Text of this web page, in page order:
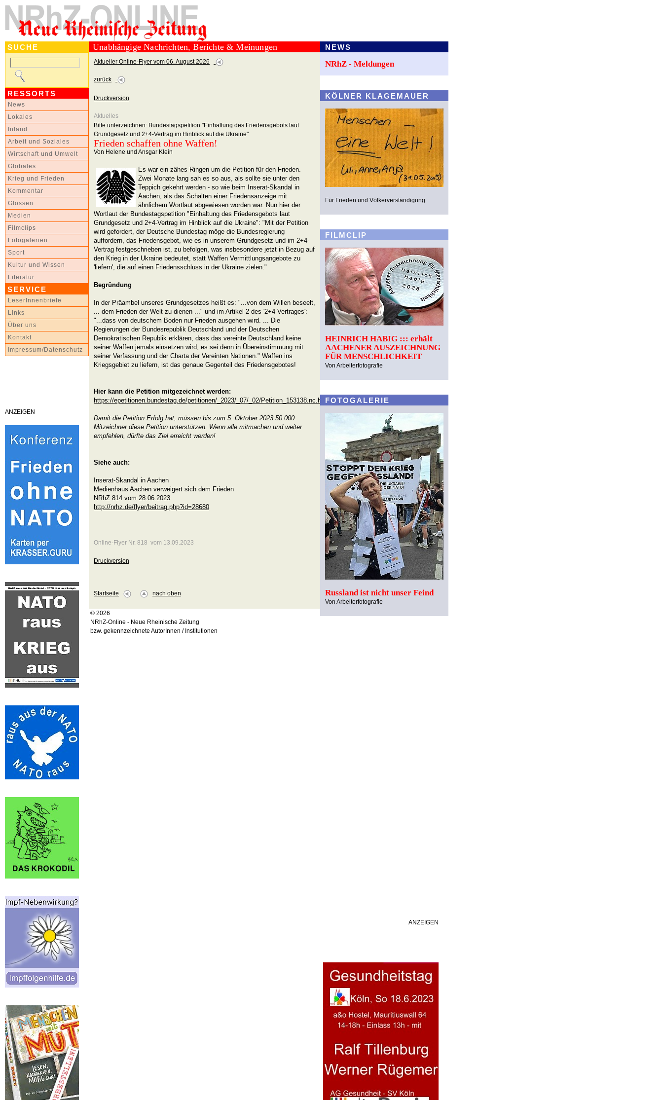
SUCHE
RESSORTS
News
Lokales
Inland
Arbeit und Soziales
Wirtschaft und Umwelt
Globales
Krieg und Frieden
Kommentar
Glossen
Medien
Filmclips
Fotogalerien
Sport
Kultur und Wissen
Literatur
SERVICE
LeserInnenbriefe
Links
Über uns
Kontakt
Impressum/Datenschutz
ANZEIGEN
Unabhängige Nachrichten, Berichte & Meinungen
Aktueller Online-Flyer vom 06. August 2026
zurück
Druckversion
Aktuelles
Bitte unterzeichnen: Bundestagspetition "Einhaltung des Friedensgebots laut
Grundgesetz und 2+4-Vertrag im Hinblick auf die Ukraine"
Frieden schaffen ohne Waffen!
Von Helene und Ansgar Klein
Es war ein zähes Ringen um die Petition für den Frieden.
Zwei Monate lang sah es so aus, als sollte sie unter den
Teppich gekehrt werden - so wie beim Inserat-Skandal in
Aachen, als das Schalten einer Friedensanzeige mit
ähnlichem Wortlaut abgewiesen worden war. Nun hier der
Wortlaut der Bundestagspetition "Einhaltung des Friedensgebots laut
Grundgesetz und 2+4-Vertrag im Hinblick auf die Ukraine": "Mit der Petition
wird gefordert, der Deutsche Bundestag möge die Bundesregierung
auffordern, das Friedensgebot, wie es in unserem Grundgesetz und im 2+4-
Vertrag festgeschrieben ist, zu befolgen, was insbesondere jetzt in Bezug auf
den Krieg in der Ukraine bedeutet, statt Waffen Vermittlungsangebote zu
'liefern', die auf einen Friedensschluss in der Ukraine zielen."
Begründung
In der Präambel unseres Grundgesetzes heißt es: "...von dem Willen beseelt,
... dem Frieden der Welt zu dienen ..." und im Artikel 2 des '2+4-Vertrages':
"...dass von deutschem Boden nur Frieden ausgehen wird. ... Die
Regierungen der Bundesrepublik Deutschland und der Deutschen
Demokratischen Republik erklären, dass das vereinte Deutschland keine
seiner Waffen jemals einsetzen wird, es sei denn in Übereinstimmung mit
seiner Verfassung und der Charta der Vereinten Nationen." Waffen ins
Kriegsgebiet zu liefern, ist das genaue Gegenteil des Friedensgebotes!
Hier kann die Petition mitgezeichnet werden:
https://epetitionen.bundestag.de/petitionen/_2023/_07/_02/Petition_153138.nc.html
Damit die Petition Erfolg hat, müssen bis zum 5. Oktober 2023 50.000
Mitzeichner diese Petition unterstützen. Wenn alle mitmachen und weiter
empfehlen, dürfte das Ziel erreicht werden!
Siehe auch:
Inserat-Skandal in Aachen
Medienhaus Aachen verweigert sich dem Frieden
NRhZ 814 vom 28.06.2023
http://nrhz.de/flyer/beitrag.php?id=28680
Online-Flyer Nr. 818 vom 13.09.2023
Druckversion
Startseite nach oben
© 2026
NRhZ-Online - Neue Rheinische Zeitung
bzw. gekennzeichnete AutorInnen / Institutionen
NEWS
NRhZ - Meldungen
KÖLNER KLAGEMAUER
Für Frieden und Völkerverständigung
FILMCLIP
HEINRICH HABIG ::: erhält
AACHENER AUSZEICHNUNG
FÜR MENSCHLICHKEIT
Von Arbeiterfotografie
FOTOGALERIE
Russland ist nicht unser Feind
Von Arbeiterfotografie
ANZEIGEN